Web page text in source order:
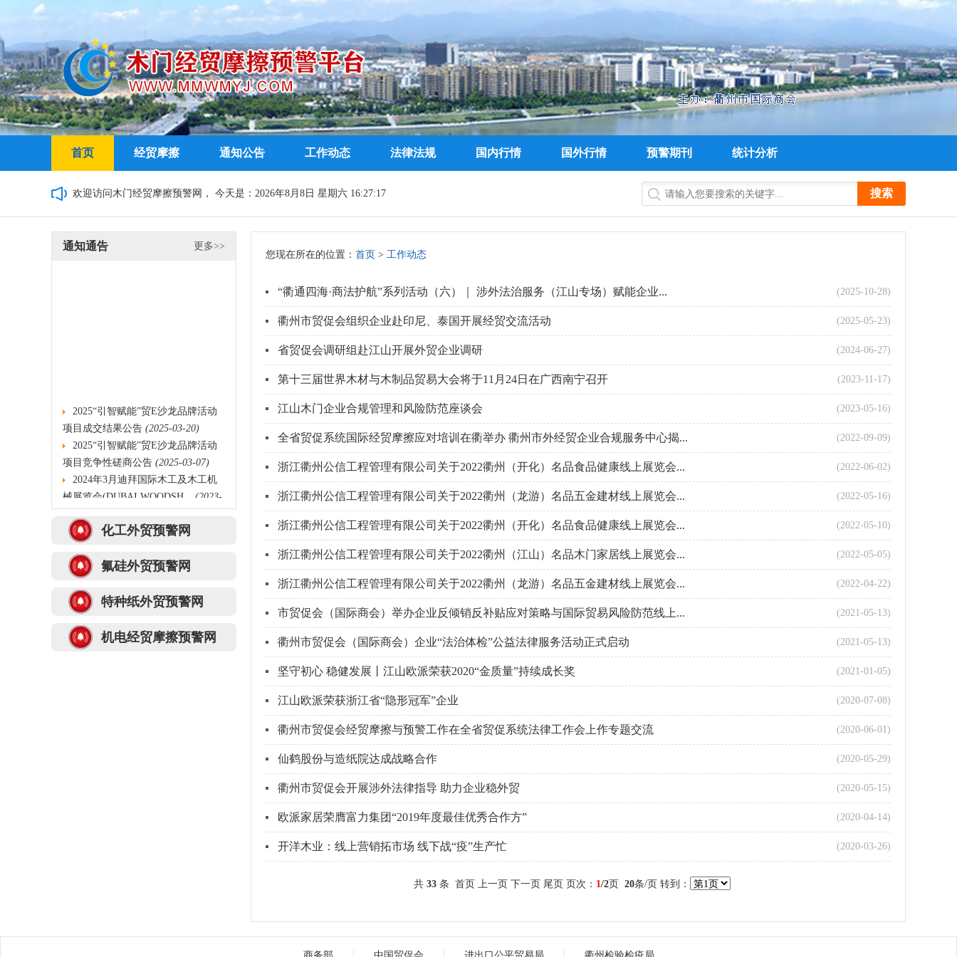
首页 经贸摩擦 通知公告 工作动态 法律法规 国内行情 国外行情 预警期刊 统计分析
欢迎访问木门经贸摩擦预警网， 今天是：2026年8月8日 星期六 16:27:18
更多>>
通知通告
2025“引智赋能”贸E沙龙品牌活动
项目成交结果公告
2025“引智赋能”贸E沙龙品牌活动
项目竞争性磋商公告
2024年3月迪拜国际木工及木工机
械展览会(DUBAI WOODSH...
10-10)
2021年衢州市外贸产品海外推广采
购项目的中标结果公告...
14)
浙江衢州公信工程管理有限公司关
于2021年衢州市外贸产...
02)
关于组织开展浙江名品建材卫浴、
家具家居（中东非）线... (2020-06-
化工外贸预警网
氟硅外贸预警网
特种纸外贸预警网
机电经贸摩擦预警网
您现在所在的位置： 首页 > 工作动态
“衢通四海·商法护航”系列活动（六）｜ 涉外法治服务（江山专场）赋能企业... (2025-10-28)
衢州市贸促会组织企业赴印尼、泰国开展经贸交流活动 (2025-05-23)
省贸促会调研组赴江山开展外贸企业调研 (2024-06-27)
第十三届世界木材与木制品贸易大会将于11月24日在广西南宁召开 (2023-11-17)
江山木门企业合规管理和风险防范座谈会 (2023-05-16)
全省贸促系统国际经贸摩擦应对培训在衢举办 衢州市外经贸企业合规服务中心揭... (2022-09-09)
浙江衢州公信工程管理有限公司关于2022衢州（开化）名品食品健康线上展览会... (2022-06-02)
浙江衢州公信工程管理有限公司关于2022衢州（龙游）名品五金建材线上展览会... (2022-05-16)
浙江衢州公信工程管理有限公司关于2022衢州（开化）名品食品健康线上展览会... (2022-05-10)
浙江衢州公信工程管理有限公司关于2022衢州（江山）名品木门家居线上展览会... (2022-05-05)
浙江衢州公信工程管理有限公司关于2022衢州（龙游）名品五金建材线上展览会... (2022-04-22)
市贸促会（国际商会）举办企业反倾销反补贴应对策略与国际贸易风险防范线上... (2021-05-13)
衢州市贸促会（国际商会）企业“法治体检”公益法律服务活动正式启动 (2021-05-13)
坚守初心 稳健发展丨江山欧派荣获2020“金质量”持续成长奖 (2021-01-05)
江山欧派荣获浙江省“隐形冠军”企业 (2020-07-08)
衢州市贸促会经贸摩擦与预警工作在全省贸促系统法律工作会上作专题交流 (2020-06-01)
仙鹤股份与造纸院达成战略合作 (2020-05-29)
衢州市贸促会开展涉外法律指导 助力企业稳外贸 (2020-05-15)
欧派家居荣膺富力集团“2019年度最佳优秀合作方” (2020-04-14)
开洋木业：线上营销拓市场 线下战“疫”生产忙 (2020-03-26)
共 33 条 首页 上一页 下一页 尾页 页次： 1/2页 20条/页 转到：